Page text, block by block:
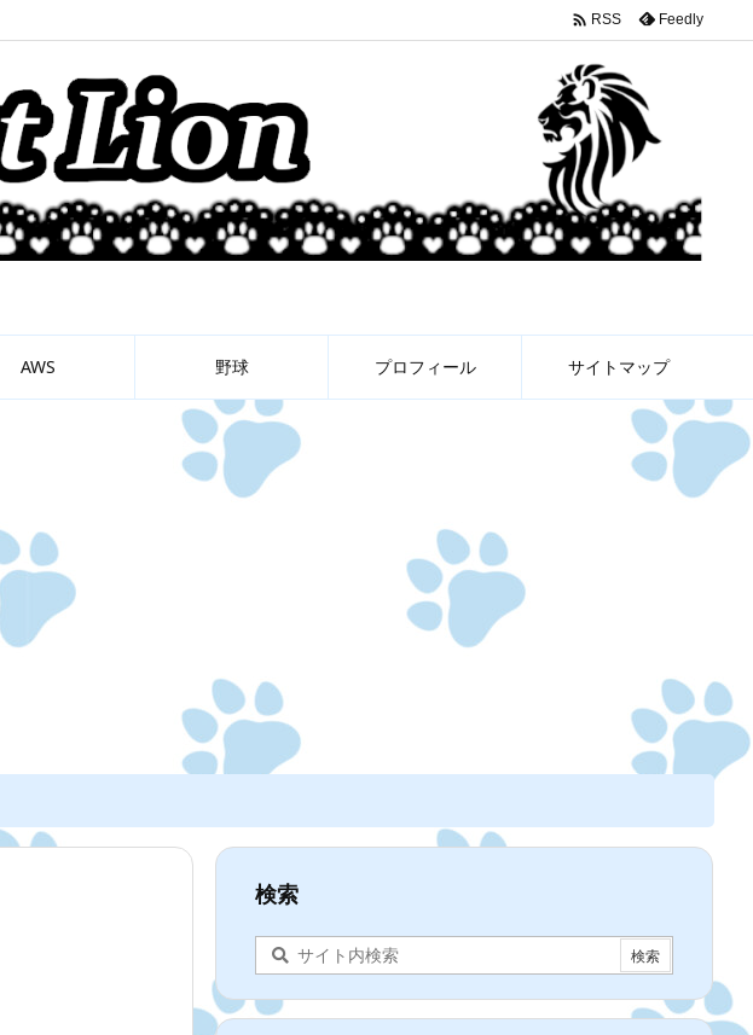
AWS 野球 プロフィール サイトマップ
 RSS Feedly
検索